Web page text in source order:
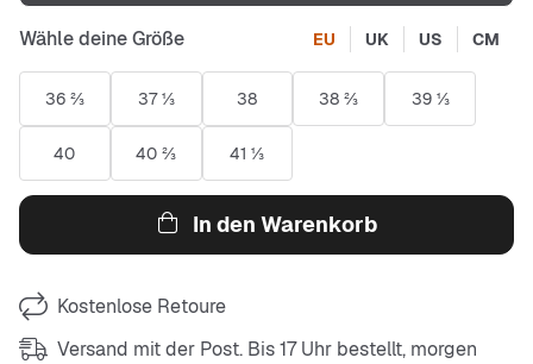
Wähle deine Größe EU UK US CM
36 ⅔ 37 ⅓ 38 38 ⅔ 39 ⅓
40 40 ⅔ 41 ⅓
In den Warenkorb
Kostenlose Retoure
Versand mit der Post. Bis 17 Uhr bestellt, morgen